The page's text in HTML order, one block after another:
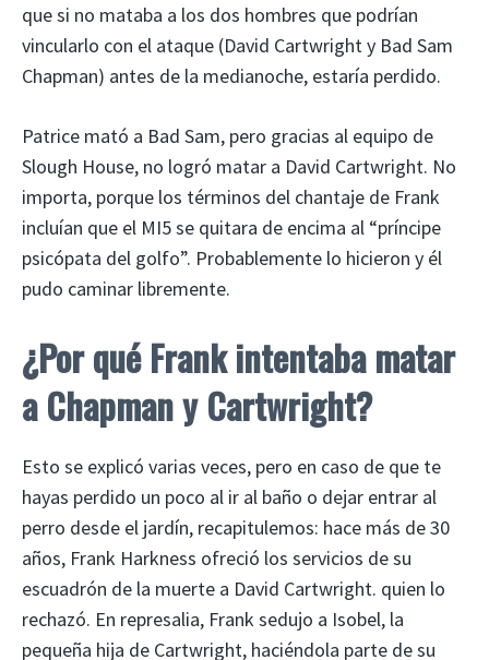
que si no mataba a los dos hombres que podrían
vincularlo con el ataque (David Cartwright y Bad Sam
Chapman) antes de la medianoche, estaría perdido.
Patrice mató a Bad Sam, pero gracias al equipo de
Slough House, no logró matar a David Cartwright. No
importa, porque los términos del chantaje de Frank
incluían que el MI5 se quitara de encima al “príncipe
psicópata del golfo”. Probablemente lo hicieron y él
pudo caminar libremente.
¿Por qué Frank intentaba matar
a Chapman y Cartwright?
Esto se explicó varias veces, pero en caso de que te
hayas perdido un poco al ir al baño o dejar entrar al
perro desde el jardín, recapitulemos: hace más de 30
años, Frank Harkness ofreció los servicios de su
escuadrón de la muerte a David Cartwright. quien lo
rechazó. En represalia, Frank sedujo a Isobel, la
pequeña hija de Cartwright, haciéndola parte de su